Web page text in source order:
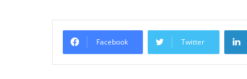
Facebook Twitter